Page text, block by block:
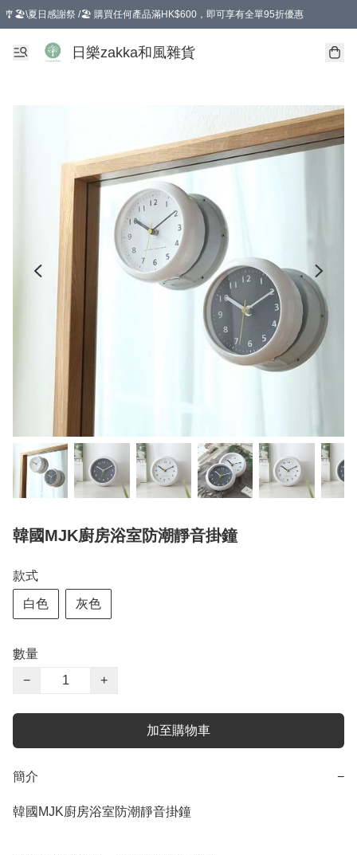
🎐🏖️\夏日感謝祭 /🏖️ 購買任何產品滿HK$600，即可享有全單95折優惠
選擇GoGoX住宅/工商地址配送，單一訂單消費購物滿HK$680(折扣後），可享有
日樂zakka和風雜貨
韓國MJK廚房浴室防潮靜音掛鐘
款式
白色 灰色
數量
−
+
加至購物車
簡介 −
韓國MJK廚房浴室防潮靜音掛鐘